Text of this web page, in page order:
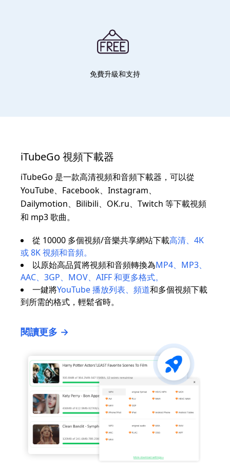
免費升級和支持
iTubeGo 視頻下載器
iTubeGo 是一款高清視頻和音頻下載器，可以從
YouTube、Facebook、Instagram、
Dailymotion、Bilibili、OK.ru、Twitch 等下載視頻
和 mp3 歌曲。
從 10000 多個視頻/音樂共享網站下載高清、4K
或 8K 視頻和音頻。
以原始高品質將視頻和音頻轉換為MP4、MP3、
AAC、3GP、MOV、AIFF 和更多格式。
一鍵將YouTube 播放列表、頻道和多個視頻下載
到所需的格式，輕鬆省時。
閱讀更多 →